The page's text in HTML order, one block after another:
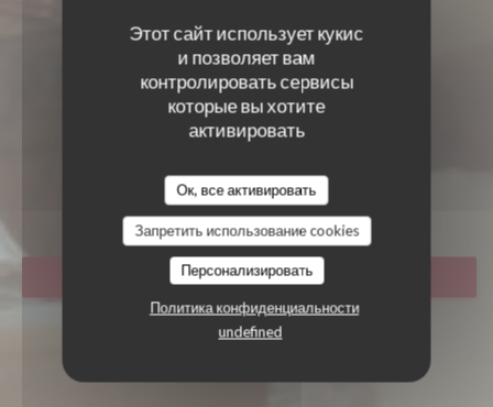
Этот сайт использует кукис
и позволяет вам
контролировать сервисы
которые вы хотите
активировать
Ок, все активировать
Запретить использование cookies
Персонализировать
Политика конфиденциальности
undefined
LE CLOS HEURTEBISE
LE CLOS HEURTEBISE
РЕСТОРАН|REMIREMONT
ЗАБРОНИРОВАТЬ СТОЛИК